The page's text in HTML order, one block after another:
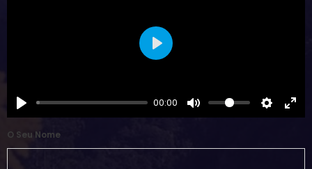
00:00
Play
O Seu Nome